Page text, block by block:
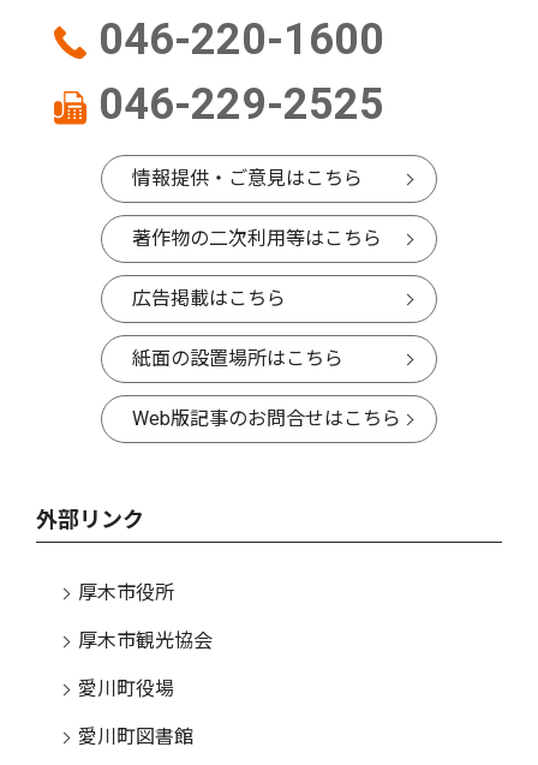
046-220-1600
046-229-2525
情報提供・ご意見はこちら
著作物の二次利用等はこちら
広告掲載はこちら
紙面の設置場所はこちら
Web版記事のお問合せはこちら
外部リンク
厚木市役所
厚木市観光協会
愛川町役場
愛川町図書館